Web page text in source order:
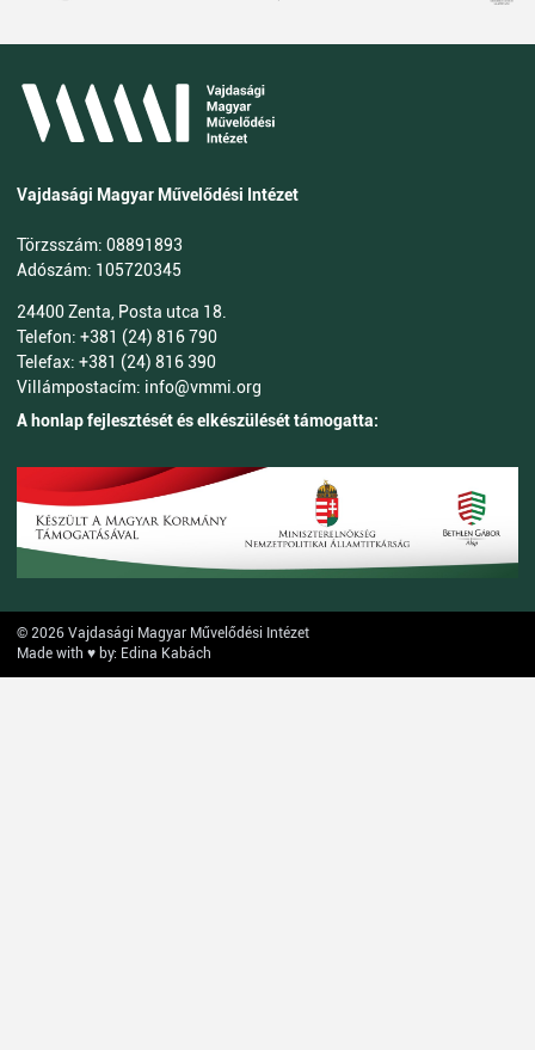
Vajdasági Magyar Művelődési Intézet
Törzsszám: 08891893
Adószám: 105720345
24400 Zenta, Posta utca 18.
Telefon: +381 (24) 816 790
Telefax: +381 (24) 816 390
Villámpostacím: info@vmmi.org
A honlap fejlesztését és elkészülését támogatta:
© 2026 Vajdasági Magyar Művelődési Intézet
Made with ♥ by: Edina Kabách